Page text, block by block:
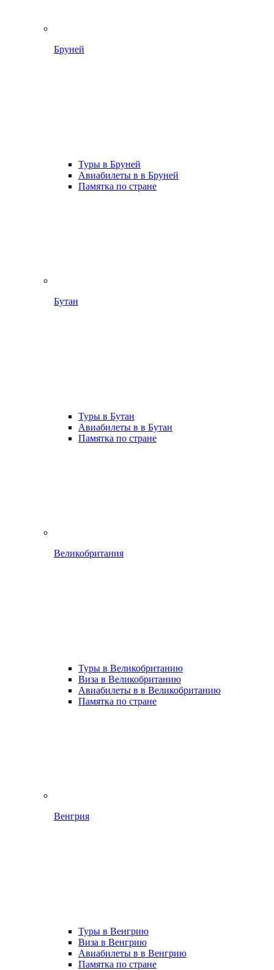
Бруней
Туры в Бруней
Авиабилеты в в Бруней
Памятка по стране
Бутан
Туры в Бутан
Авиабилеты в в Бутан
Памятка по стране
Великобритания
Туры в Великобританию
Виза в Великобританию
Авиабилеты в в Великобританию
Памятка по стране
Венгрия
Туры в Венгрию
Виза в Венгрию
Авиабилеты в в Венгрию
Памятка по стране